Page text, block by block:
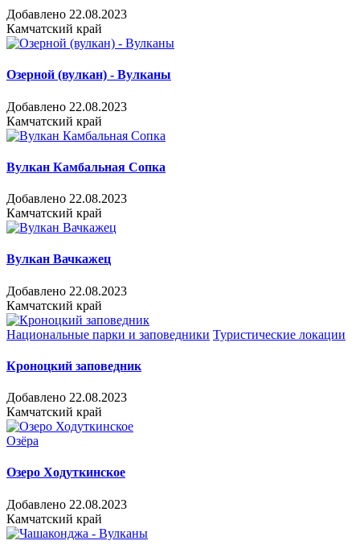
Добавлено 22.08.2023
Камчатский край
Озерной (вулкан) - Вулканы
Добавлено 22.08.2023
Камчатский край
Вулкан Камбальная Сопка
Добавлено 22.08.2023
Камчатский край
Вулкан Вачкажец
Добавлено 22.08.2023
Камчатский край
Национальные парки и заповедники Туристические локации
Кроноцкий заповедник
Добавлено 22.08.2023
Камчатский край
Озёра
Озеро Ходуткинское
Добавлено 22.08.2023
Камчатский край